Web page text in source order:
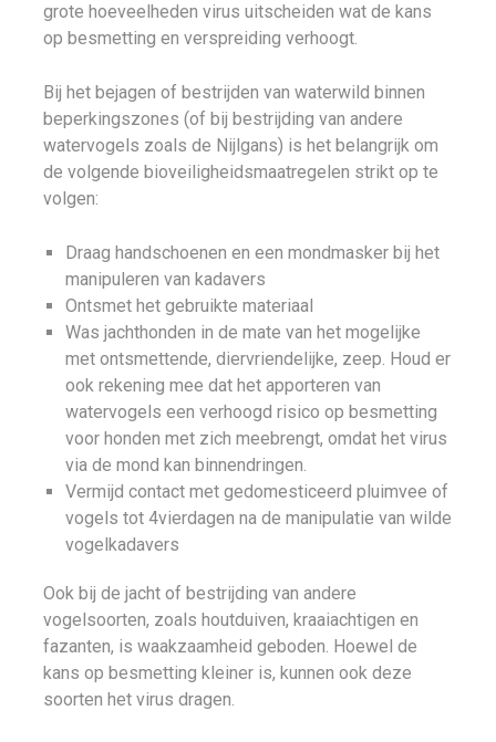
grote hoeveelheden virus uitscheiden wat de kans
op besmetting en verspreiding verhoogt.
Bij het bejagen of bestrijden van waterwild binnen
beperkingszones (of bij bestrijding van andere
watervogels zoals de Nijlgans) is het belangrijk om
de volgende bioveiligheidsmaatregelen strikt op te
volgen:
Draag handschoenen en een mondmasker bij het
manipuleren van kadavers
Ontsmet het gebruikte materiaal
Was jachthonden in de mate van het mogelijke
met ontsmettende, diervriendelijke, zeep. Houd er
ook rekening mee dat het apporteren van
watervogels een verhoogd risico op besmetting
voor honden met zich meebrengt, omdat het virus
via de mond kan binnendringen.
Vermijd contact met gedomesticeerd pluimvee of
vogels tot 4vierdagen na de manipulatie van wilde
vogelkadavers
Ook bij de jacht of bestrijding van andere
vogelsoorten, zoals houtduiven, kraaiachtigen en
fazanten, is waakzaamheid geboden. Hoewel de
kans op besmetting kleiner is, kunnen ook deze
soorten het virus dragen.